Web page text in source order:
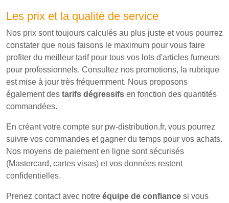
Les prix et la qualité de service
Nos prix sont toujours calculés au plus juste et vous pourrez
constater que nous faisons le maximum pour vous faire
profiter du meilleur tarif pour tous vos lots d'articles fumeurs
pour professionnels. Consultez nos promotions, la rubrique
est mise à jour très fréquemment. Nous proposons
également des tarifs dégressifs en fonction des quantités
commandées.
En créant votre compte sur pw-distribution.fr, vous pourrez
suivre vos commandes et gagner du temps pour vos achats.
Nos moyens de paiement en ligne sont sécurisés
(Mastercard, cartes visas) et vos données restent
confidentielles.
Prenez contact avec notre équipe de confiance si vous